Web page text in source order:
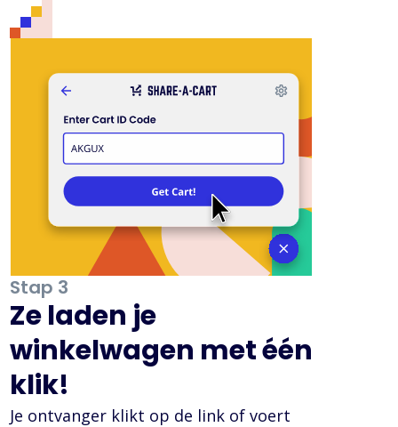
Stap 3
Ze laden je
winkelwagen met één
klik!
Je ontvanger klikt op de link of voert